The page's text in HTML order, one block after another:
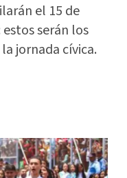
el 15 de
serán los
jornada cívica.